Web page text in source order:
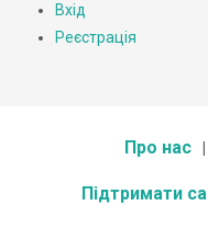
Вхід
Реєстрація
Про нас
Підтримати